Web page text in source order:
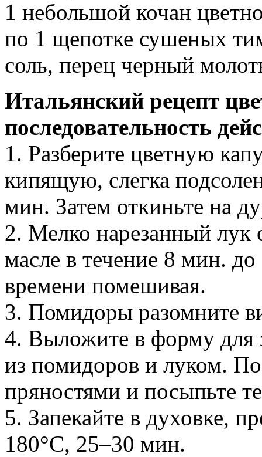
1 небольшой кочан
по 1 щепотке сушеных
соль, перец черный
Итальянский рецепт
последовательность
1. Разберите цветную
кипящую, слегка
мин. Затем откиньте на
2. Мелко нарезанный лук
масле в течение 8 мин. до
времени помешивая.
3. Помидоры разомните
4. Выложите в форму для
из помидоров и луком.
пряностями и посыпьте
5. Запекайте в духовке,
180°С, 25–30 мин.